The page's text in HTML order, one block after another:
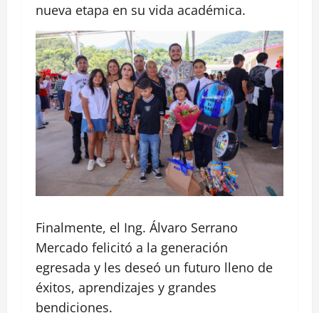
nueva etapa en su vida académica.
Finalmente, el Ing. Álvaro Serrano
Mercado felicitó a la generación
egresada y les deseó un futuro lleno de
éxitos, aprendizajes y grandes
bendiciones.